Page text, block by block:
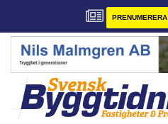
PRENUMERERA